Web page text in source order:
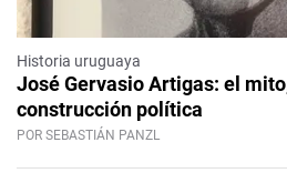
Historia uruguaya
José Gervasio Artigas: el
construcción política
POR SEBASTIÁN PANZL